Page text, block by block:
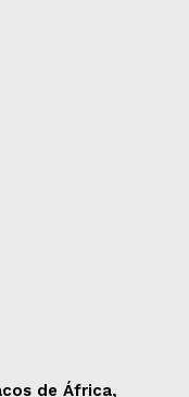
de África,